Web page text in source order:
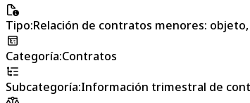
Tipo:Relación de contratos menores:
Categoría:Contratos
Subcategoría:Información trimestral de